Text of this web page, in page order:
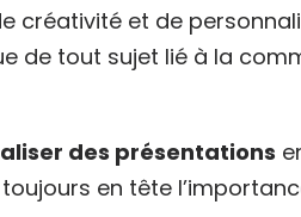
créativité et de
de tout sujet lié à la
des présentations
en tête